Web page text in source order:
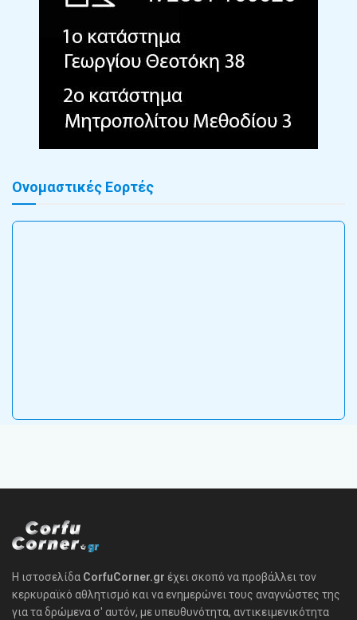
Ονομαστικές Εορτές
Η ιστοσελίδα CorfuCorner.gr έχει σκοπό να προβάλλει τον
κερκυραϊκό αθλητισμό και να ενημερώνει τους αναγνώστες της
για τα δρώμενα σ' αυτόν, με υπευθυνότητα, αντικειμενικότητα